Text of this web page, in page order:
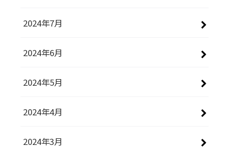
2024年7月
2024年6月
2024年5月
2024年4月
2024年3月